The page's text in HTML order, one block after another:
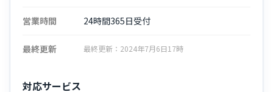
営業時間 24時間365日受付
最終更新 最終更新：2024年7月6日17時
対応サービス